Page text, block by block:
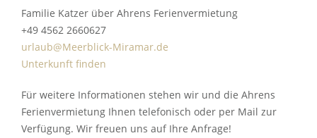
Familie Katzer über Ahrens Ferienvermietung
+49 4562 2660627
urlaub@Meerblick-Miramar.de
Unterkunft finden
Für weitere Informationen stehen wir und die Ahrens
Ferienvermietung Ihnen telefonisch oder per Mail zur
Verfügung. Wir freuen uns auf Ihre Anfrage!